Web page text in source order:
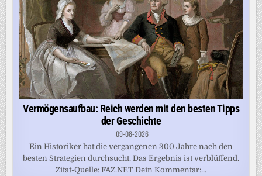
Vermögensaufbau: Reich werden mit den besten Tipps
der Geschichte
09-08-2026
Ein Historiker hat die vergangenen 300 Jahre nach den
besten Strategien durchsucht. Das Ergebnis ist verblüffend.
Zitat-Quelle: FAZ.NET Dein Kommentar:...